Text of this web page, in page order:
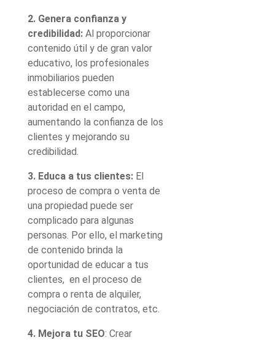
2. Genera confianza y
credibilidad: Al proporcionar
contenido útil y de gran valor
educativo, los profesionales
inmobiliarios pueden
establecerse como una
autoridad en el campo,
aumentando la confianza de los
clientes y mejorando su
credibilidad.
3. Educa a tus clientes: El
proceso de compra o venta de
una propiedad puede ser
complicado para algunas
personas. Por ello, el marketing
de contenido brinda la
oportunidad de educar a tus
clientes, en el proceso de
compra o renta de alquiler,
negociación de contratos, etc.
4. Mejora tu SEO: Crear